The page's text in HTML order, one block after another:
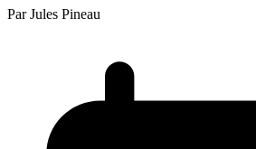
Par Jules Pineau